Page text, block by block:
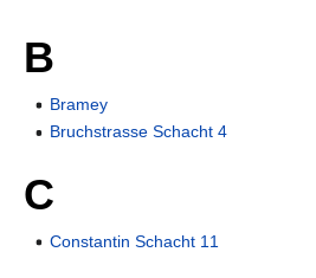
B
Bramey
Bruchstrasse Schacht 4
C
Constantin Schacht 11